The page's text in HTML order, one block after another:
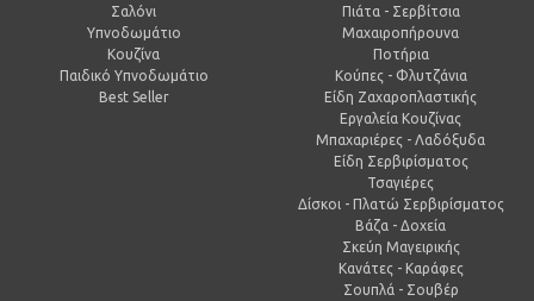
Σαλόνι
Υπνοδωμάτιο
Κουζίνα
Παιδικό Υπνοδωμάτιο
Best Seller
Πιάτα - Σερβίτσια
Μαχαιροπήρουνα
Ποτήρια
Κούπες - Φλυτζάνια
Είδη Ζαχαροπλαστικής
Εργαλεία Κουζίνας
Μπαχαριέρες - Λαδόξυδα
Είδη Σερβιρίσματος
Τσαγιέρες
Δίσκοι - Πλατώ Σερβιρίσματος
Βάζα - Δοχεία
Σκεύη Μαγειρικής
Κανάτες - Καράφες
Σουπλά - Σουβέρ